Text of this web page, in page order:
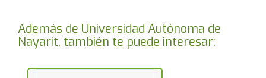
Además de Universidad Autónoma de
Nayarit, también te puede interesar: